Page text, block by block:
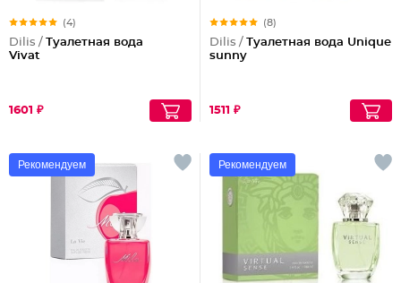
(4)
Dilis / Туалетная вода
Vivat
1601 ₽
(8)
Dilis / Туалетная вода Unique
sunny
1511 ₽
Рекомендуем Рекомендуем